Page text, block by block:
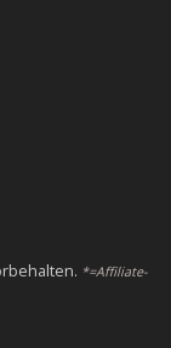
*=Affiliate-